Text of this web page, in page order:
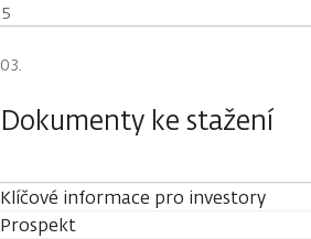
5
Dokumenty ke stažení
Klíčové informace pro investory
Prospekt